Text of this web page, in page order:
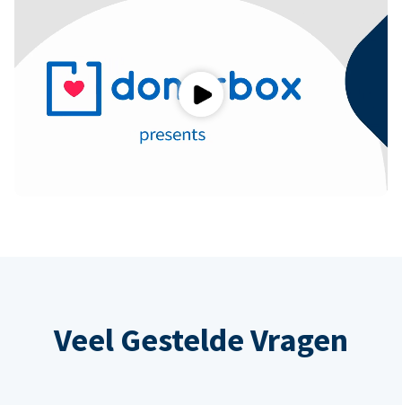
Play
Veel Gestelde Vragen